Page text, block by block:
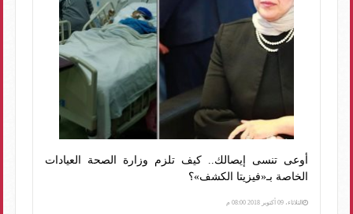
أوعى تنسى إيصالك.. كيف تلزم وزارة الصحة العيادات
الخاصة بـ«فيزيتا الكشف»؟
الثلاثاء، 09 أكتوبر 2018 08:00 م